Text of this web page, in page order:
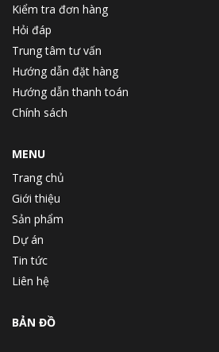
Kiểm tra đơn hàng
Hỏi đáp
Trung tâm tư vấn
Hướng dẫn đặt hàng
Hướng dẫn thanh toán
Chính sách
MENU
Trang chủ
Giới thiệu
Sản phẩm
Dự án
Tin tức
Liên hệ
BẢN ĐỒ